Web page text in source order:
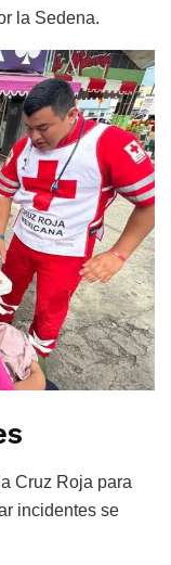
la Sedena.
Cruz Roja para
incidentes se